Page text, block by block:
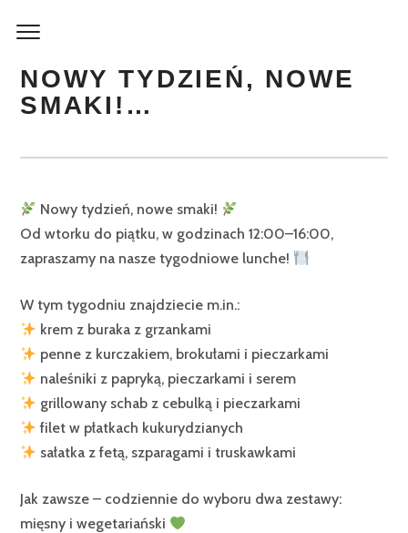
NOWY TYDZIEŃ, NOWE
SMAKI!…
Nowy tydzień, nowe smaki!
Od wtorku do piątku, w godzinach 12:00–16:00,
zapraszamy na nasze tygodniowe lunche!
W tym tygodniu znajdziecie m.in.:
krem z buraka z grzankami
penne z kurczakiem, brokułami i pieczarkami
naleśniki z papryką, pieczarkami i serem
grillowany schab z cebulką i pieczarkami
filet w płatkach kukurydzianych
sałatka z fetą, szparagami i truskawkami
Jak zawsze – codziennie do wyboru dwa zestawy:
mięsny i wegetariański